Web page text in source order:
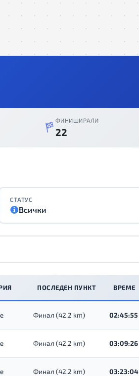
ФИНИШИРАЛИ
22
СТАТУС
Всички
ПОСЛЕДЕН ПУНКТ ВРЕМЕ
Финал (42.2 km) 02:45:55
Финал (42.2 km) 03:09:26
Финал (42.2 km) 03:23:04